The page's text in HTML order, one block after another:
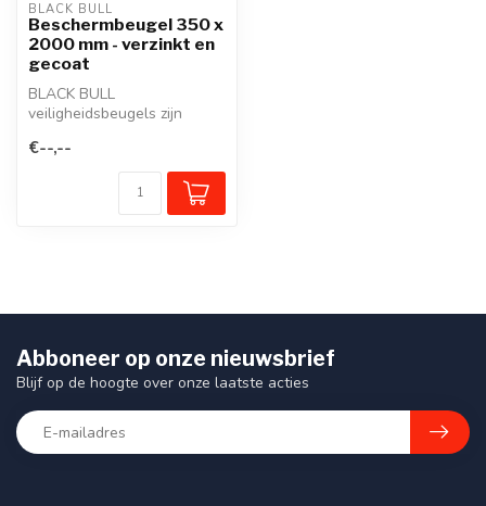
BLACK BULL
Beschermbeugel 350 x
2000 mm - verzinkt en
gecoat
BLACK BULL
veiligheidsbeugels zijn
beschermbeugels.
Thermisch v...
€--,--
Abboneer op onze nieuwsbrief
Blijf op de hoogte over onze laatste acties